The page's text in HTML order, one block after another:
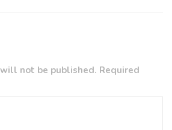
not be published. Required